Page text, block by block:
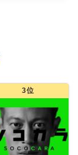
3位